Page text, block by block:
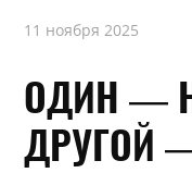
11 ноября 2025
ОДИН —
ДРУГОЙ